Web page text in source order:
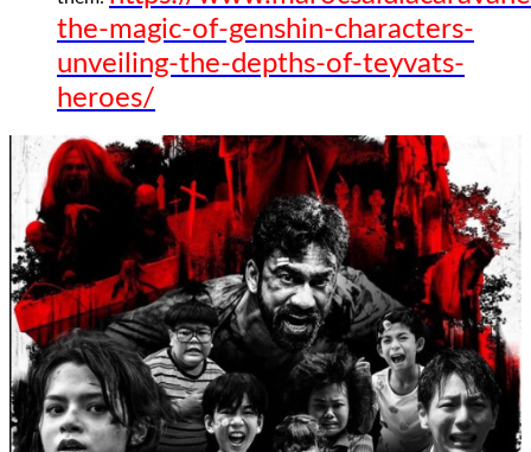
the-magic-of-genshin-characters-
unveiling-the-depths-of-teyvats-
heroes/